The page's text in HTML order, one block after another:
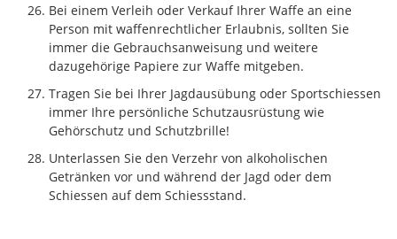
Bei einem Verleih oder Verkauf Ihrer Waffe an eine
Person mit waffenrechtlicher Erlaubnis, sollten Sie
immer die Gebrauchsanweisung und weitere
dazugehörige Papiere zur Waffe mitgeben.
Tragen Sie bei Ihrer Jagdausübung oder Sportschiessen
immer Ihre persönliche Schutzausrüstung wie
Gehörschutz und Schutzbrille!
Unterlassen Sie den Verzehr von alkoholischen
Getränken vor und während der Jagd oder dem
Schiessen auf dem Schiessstand.